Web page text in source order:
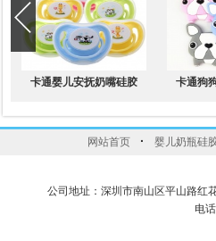
卡通婴儿安抚奶嘴硅胶 卡通狗
网站首页 · 婴儿奶瓶硅
公司地址：深圳市南山区平山路红
电